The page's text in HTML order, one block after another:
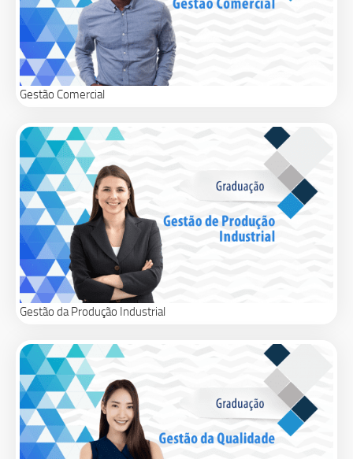
Gestão Comercial
Gestão da Produção Industrial